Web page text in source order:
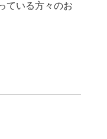
ている方々のお